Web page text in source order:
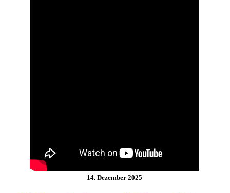
14. Dezember 2025